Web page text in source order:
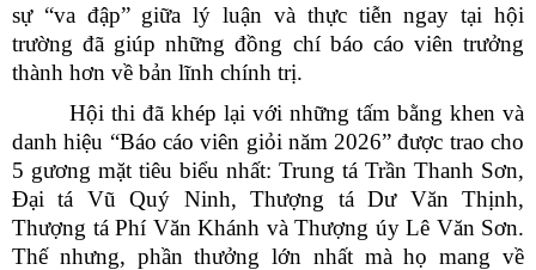
sự “va đập” giữa lý luận và thực tiễn ngay tại hội
trường đã giúp những đồng chí báo cáo viên trưởng
thành hơn về bản lĩnh chính trị.
Hội thi đã khép lại với những tấm bằng khen và
danh hiệu “Báo cáo viên giỏi năm 2026” được trao cho
5 gương mặt tiêu biểu nhất: Trung tá Trần Thanh Sơn,
Đại tá Vũ Quý Ninh, Thượng tá Dư Văn Thịnh,
Thượng tá Phí Văn Khánh và Thượng úy Lê Văn Sơn.
Thế nhưng, phần thưởng lớn nhất mà họ mang về